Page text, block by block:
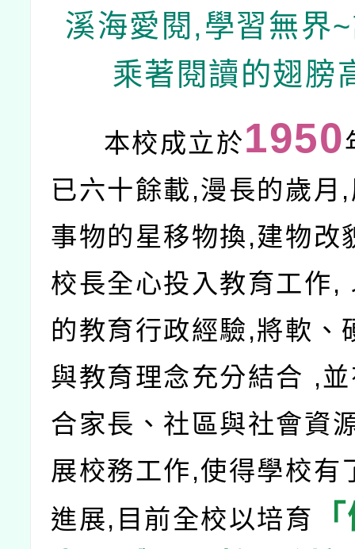
溪海愛閱,學習無界
乘著閱讀的翅膀
本校成立於1950
已六十餘載,漫長的歲月
事物的星移物換,建物改
校長全心投入教育工作,
的教育行政經驗,將軟、
與教育理念充分結合 ,
合家長、社區與社會資
展校務工作,使得學校有
進展,目前全校以培育